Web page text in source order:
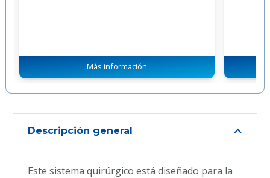
Más información
Descripción general
Este sistema quirúrgico está diseñado para la